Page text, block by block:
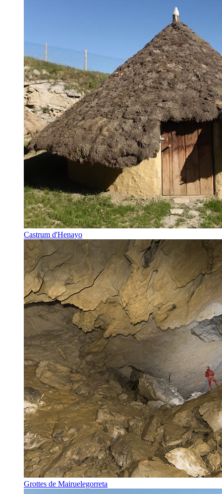
Castrum d'Henayo
Grottes de Mairuelegorreta